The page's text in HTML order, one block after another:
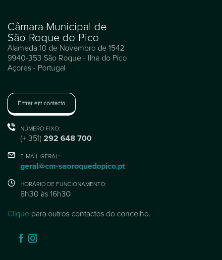
Câmara Municipal de
São Roque do Pico
Alameda 10 de Novembro de 1542
9940-353 São Roque - Ilha do Pico
Açores - Portugal
Entrar em contacto
NÚMERO FIXO:
(+ 351) 292 648 700
E-MAIL GERAL:
geral@cm-saoroquedopico.pt
HORÁRIO DE FUNCIONAMENTO:
8h30 às 16h30
Clique para outros contactos do concelho.